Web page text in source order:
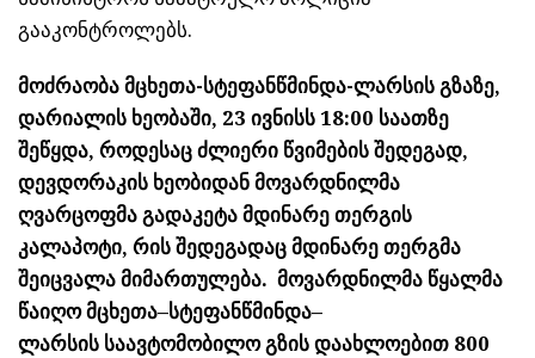
გააკონტროლებს.
მოძრაობა მცხეთა-სტეფანწმინდა-ლარსის გზაზე,
დარიალის ხეობაში, 23 ივნისს 18:00 საათზე
შეწყდა, როდესაც ძლიერი წვიმების შედეგად,
დევდორაკის ხეობიდან მოვარდნილმა
ღვარცოფმა გადაკეტა მდინარე თერგის
კალაპოტი, რის შედეგადაც მდინარე თერგმა
შეიცვალა მიმართულება. მოვარდნილმა წყალმა
წაიღო მცხეთა–სტეფანწმინდა–
ლარსის საავტომობილო გზის დაახლოებით 800